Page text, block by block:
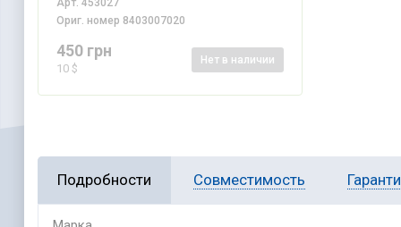
Арт.453027
Ориг. номер 8403007020
450 грн
10 $
Нет в наличии
Подробности Совместимость